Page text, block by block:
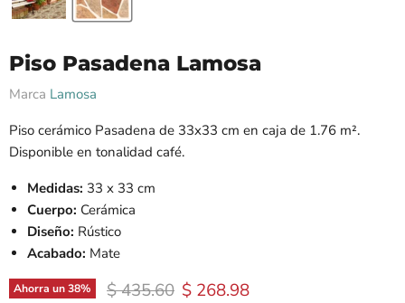
Piso Pasadena Lamosa
Marca Lamosa
Piso cerámico Pasadena de 33x33 cm en caja de 1.76 m².
Disponible en tonalidad café.
Medidas: 33 x 33 cm
Cuerpo: Cerámica
Diseño: Rústico
Acabado: Mate
Ahorra un38% Precio original
$ 435.60 Precio actual
$ 268.98